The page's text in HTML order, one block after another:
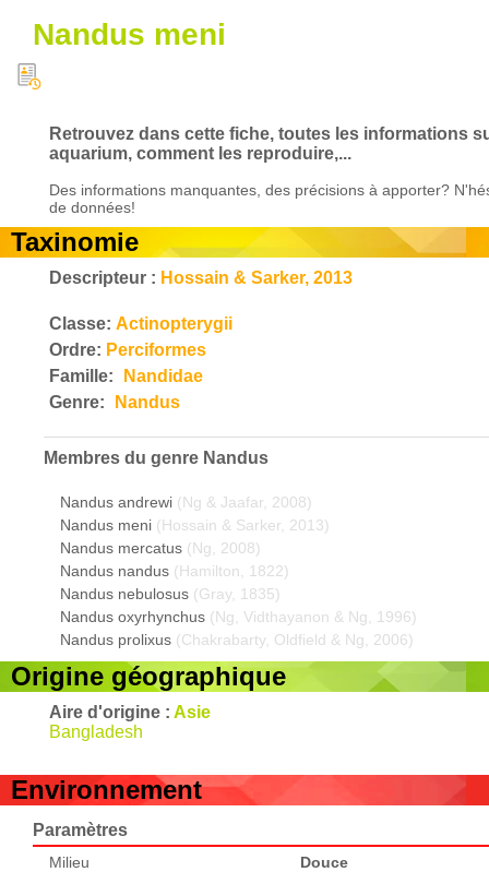
Nandus meni
Retrouvez dans cette fiche, toutes les informations
aquarium, comment les reproduire,...
Des informations manquantes, des précisions à apporter?
de données!
Taxinomie
Descripteur : Hossain & Sarker, 2013
Classe: Actinopterygii
Ordre: Perciformes
Famille:
Nandidae
Genre:
Nandus
Membres du genre Nandus
Nandus andrewi (Ng & Jaafar, 2008)
Nandus meni (Hossain & Sarker, 2013)
Nandus mercatus (Ng, 2008)
Nandus nandus (Hamilton, 1822)
Nandus nebulosus (Gray, 1835)
Nandus oxyrhynchus (Ng, Vidthayanon & Ng, 1996)
Nandus prolixus (Chakrabarty, Oldfield & Ng, 2006)
Origine géographique
Aire d'origine : Asie
Bangladesh
Environnement
Paramètres
Milieu Douce